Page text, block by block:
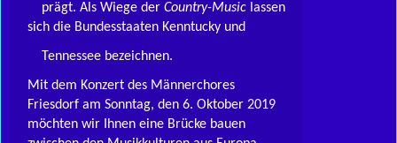
prägt. Als Wiege der Country-Music lassen
sich die Bundesstaaten Kenntucky und
Tennessee bezeichnen.
Mit dem Konzert des Männerchores
Friesdorf am Sonntag, den 6. Oktober 2019
möchten wir Ihnen eine Brücke bauen